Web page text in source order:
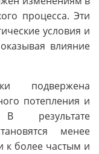
процесса. Эти
условия и
влияние
подвержена
потепления и
В результате
менее
к более частым и